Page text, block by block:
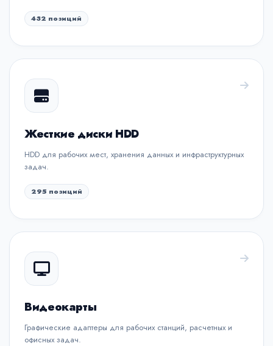
432 позиций
Жесткие диски HDD
HDD для рабочих мест, хранения данных и инфраструктурных
задач.
295 позиций
Видеокарты
Графические адаптеры для рабочих станций, расчетных и
офисных задач.